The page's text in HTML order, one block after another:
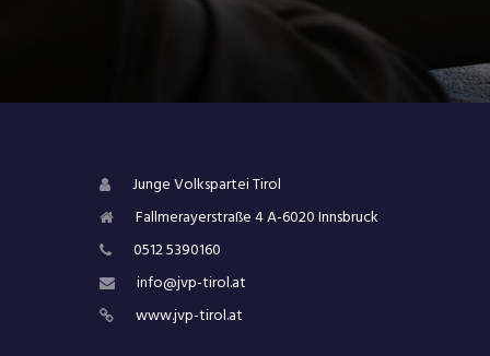
Junge Volkspartei Tirol
Fallmerayerstraße 4 A-6020 Innsbruck
0512 5390160
info@jvp-tirol.at
www.jvp-tirol.at